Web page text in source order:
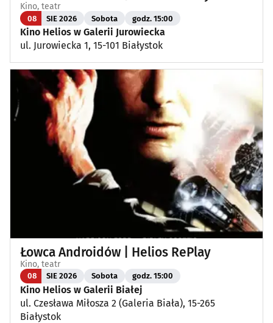
Kino, teatr
08 SIE 2026 Sobota godz. 15:00
Kino Helios w Galerii Jurowiecka
ul. Jurowiecka 1, 15-101 Białystok
Łowca Androidów | Helios RePlay
Kino, teatr
08 SIE 2026 Sobota godz. 15:00
Kino Helios w Galerii Białej
ul. Czesława Miłosza 2 (Galeria Biała), 15-265
Białystok